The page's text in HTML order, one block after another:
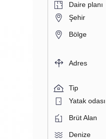
Daire planı
Şehir
Bölge
Adres
Tip
Yatak odası
Brüt Alan
Denize